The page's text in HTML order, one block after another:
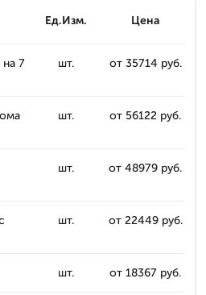
Ед.Изм. Цена
7
шт. от 35714 руб.
шт. от 56122 руб.
шт. от 48979 руб.
шт. от 22449 руб.
шт. от 18367 руб.